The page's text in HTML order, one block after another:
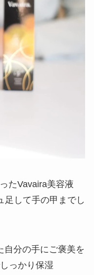
たVavaira美容液
足して手の甲までし
自分の手にご褒美を
っかり保湿